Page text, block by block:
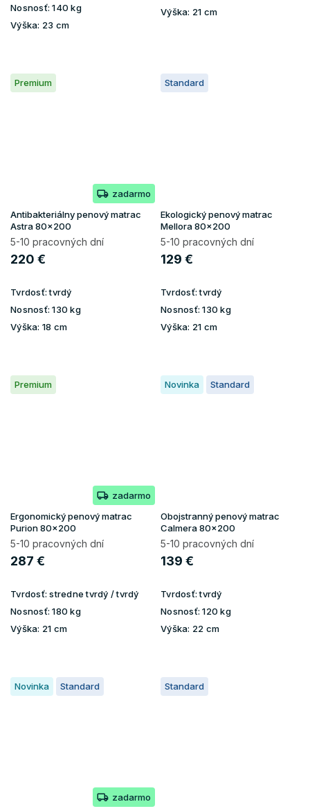
Nosnosť: 140 kg
Výška: 23 cm
Výška: 21 cm
Premium
zadarmo
Antibakteriálny penový matrac
Astra 80x200
5-10 pracovných dní
220 €
Tvrdosť:tvrdý
Nosnosť: 130 kg
Výška: 18 cm
Standard
Ekologický penový matrac
Mellora 80x200
5-10 pracovných dní
129 €
Tvrdosť:tvrdý
Nosnosť: 130 kg
Výška: 21 cm
Premium
zadarmo
Ergonomický penový matrac
Purion 80x200
5-10 pracovných dní
287 €
Tvrdosť: stredne tvrdý / tvrdý
Nosnosť: 180 kg
Výška: 21 cm
Novinka Standard
Obojstranný penový matrac
Calmera 80x200
5-10 pracovných dní
139 €
Tvrdosť:tvrdý
Nosnosť: 120 kg
Výška: 22 cm
Novinka Standard
zadarmo
Standard